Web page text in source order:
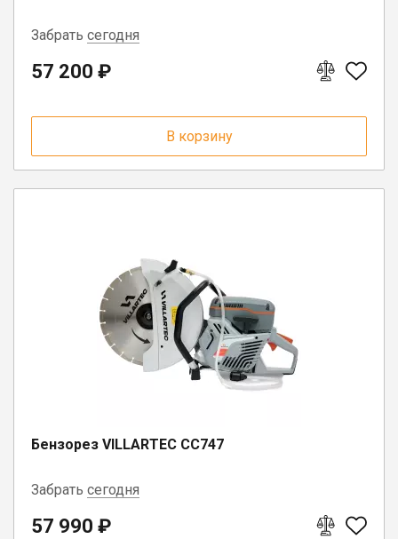
Забрать сегодня
г. Вологда, ул. Саммера, д. 23
57 200 ₽
В корзину
Бензорез VILLARTEC СС747
Забрать сегодня
г. Вологда, ул. Саммера, д. 23
57 990 ₽